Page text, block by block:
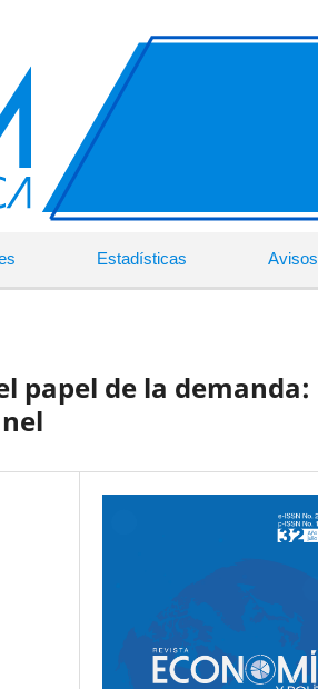
Estadísticas Avisos
papel de la demanda: